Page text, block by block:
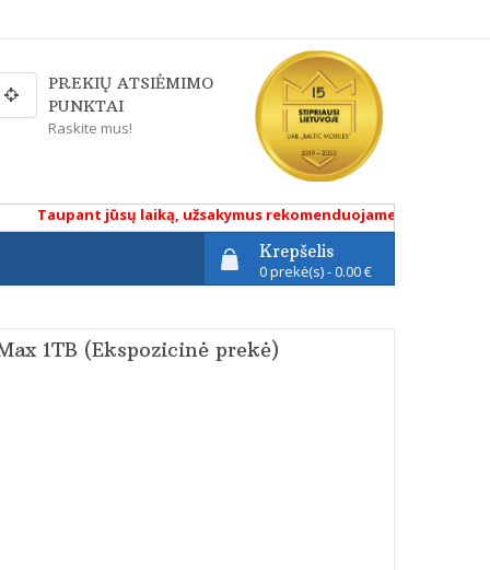
PREKIŲ ATSIĖMIMO
PUNKTAI
Raskite mus!
Taupant jūsų laiką, užsakymus rekomenduojame atlikti
Krepšelis
0 prekė(s) - 0.00 €
1TB (Ekspozicinė prekė)